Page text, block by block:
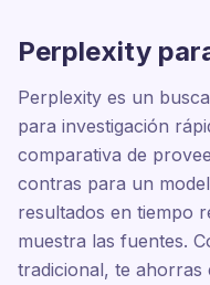
Perplexity
Perplexity es un
para investigación
comparativa de
contras para un
resultados en tiempo
muestra las fuentes.
tradicional, te ahorras